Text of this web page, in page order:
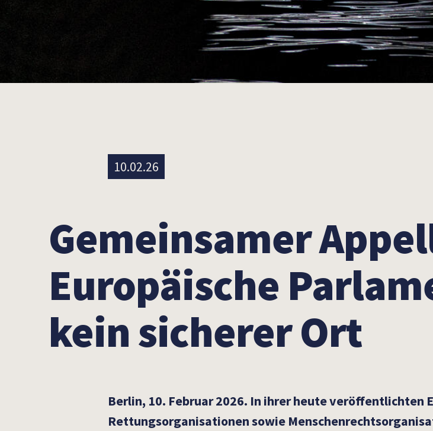
10.02.26
Gemeinsamer
Europäische
kein sicherer Ort
Berlin, 10. Februar 2026. In ihrer heute veröffentlichten
Rettungsorganisationen sowie